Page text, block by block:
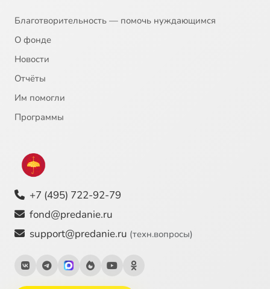
Благотворительность — помочь нуждающимся
О фонде
Новости
Отчёты
Им помогли
Программы
+7 (495) 722-92-79
fond@predanie.ru
support@predanie.ru (техн.вопросы)